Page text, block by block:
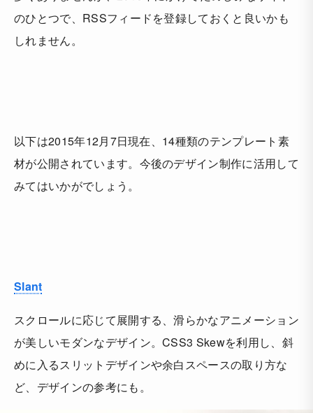
のひとつで、RSSフィードを登録しておくと良いかも
しれません。
以下は2015年12月7日現在、14種類のテンプレート素
材が公開されています。今後のデザイン制作に活用して
みてはいかがでしょう。
Slant
スクロールに応じて展開する、滑らかなアニメーション
が美しいモダンなデザイン。CSS3 Skewを利用し、斜
めに入るスリットデザインや余白スペースの取り方な
ど、デザインの参考にも。